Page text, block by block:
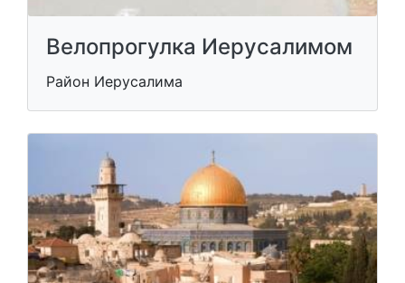
Велопрогулка Иерусалимом
Район Иерусалима